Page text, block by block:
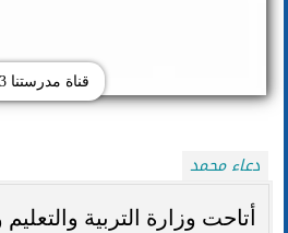
قناة مدرستنا 3
دعاء محمد
أتاحت وزارة التربية والتعليم